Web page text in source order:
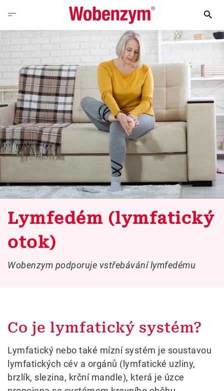
Lymfedém (lymfatický
otok)
Wobenzym podporuje vstřebávání lymfedému
Co je lymfatický systém?
Lymfatický nebo také mízní systém je soustavou
lymfatických cév a orgánů (lymfatické uzliny,
brzlík, slezina, krční mandle), která je úzce